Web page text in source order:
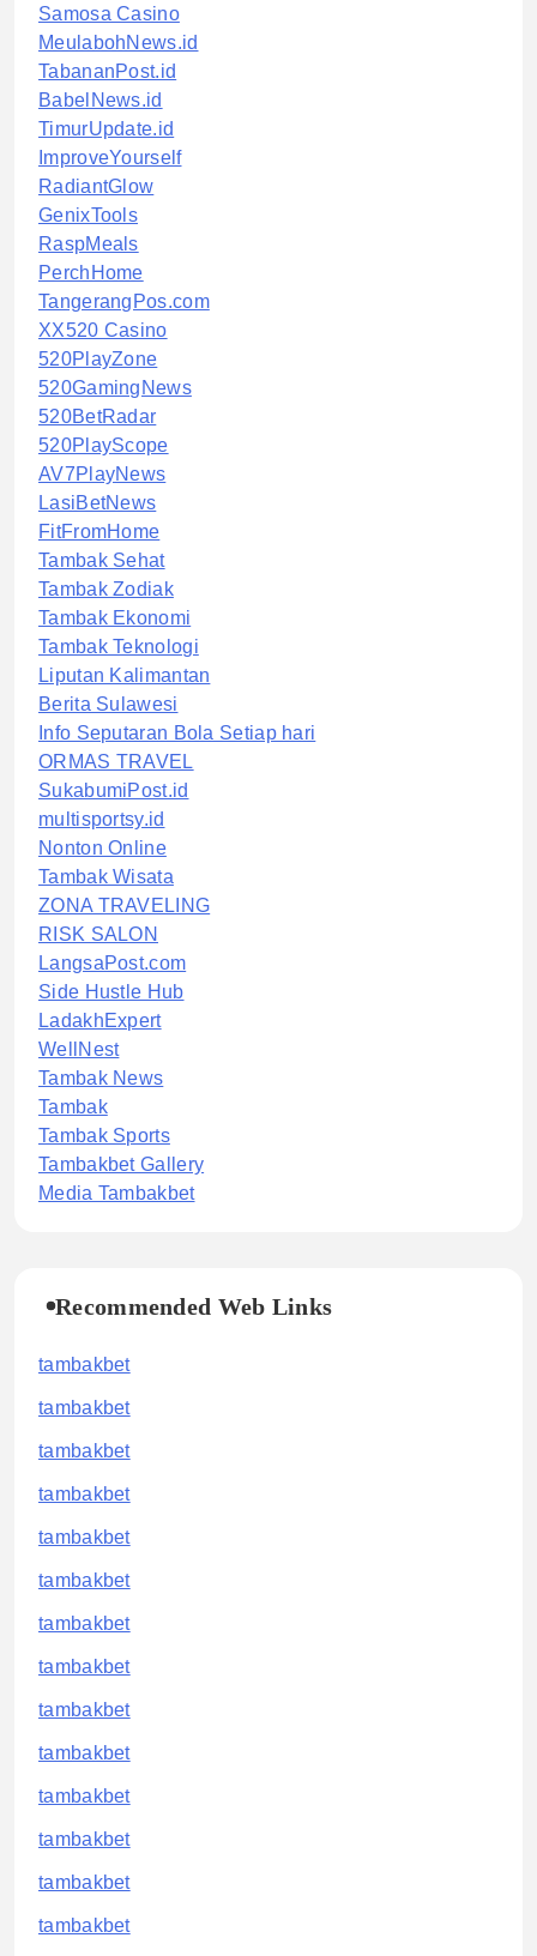
Samosa Casino
MeulabohNews.id
TabananPost.id
BabelNews.id
TimurUpdate.id
ImproveYourself
RadiantGlow
GenixTools
RaspMeals
PerchHome
TangerangPos.com
XX520 Casino
520PlayZone
520GamingNews
520BetRadar
520PlayScope
AV7PlayNews
LasiBetNews
FitFromHome
Tambak Sehat
Tambak Zodiak
Tambak Ekonomi
Tambak Teknologi
Liputan Kalimantan
Berita Sulawesi
Info Seputaran Bola Setiap hari
ORMAS TRAVEL
SukabumiPost.id
multisportsy.id
Nonton Online
Tambak Wisata
ZONA TRAVELING
RISK SALON
LangsaPost.com
Side Hustle Hub
LadakhExpert
WellNest
Tambak News
Tambak
Tambak Sports
Tambakbet Gallery
Media Tambakbet
Recommended Web Links
tambakbet
tambakbet
tambakbet
tambakbet
tambakbet
tambakbet
tambakbet
tambakbet
tambakbet
tambakbet
tambakbet
tambakbet
tambakbet
tambakbet